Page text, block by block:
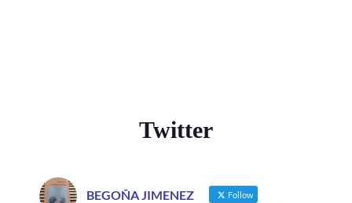
Twitter
BEGOÑA JIMENEZ Follow